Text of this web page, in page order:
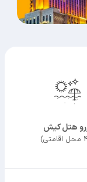
هتل کیش